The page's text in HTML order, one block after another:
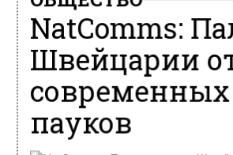
NatComms:
Швейцарии
пауков